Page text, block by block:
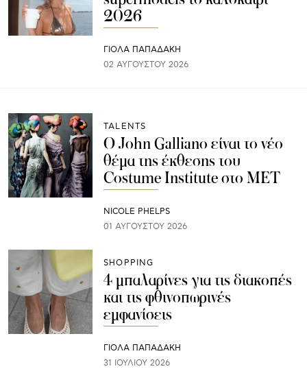
2026
ΓΙΌΛΑ ΠΑΠΑΔΆΚΗ
02 ΑΥΓΟΎΣΤΟΥ 2026
TALENTS
Ο John Galliano είναι το νέο
θέμα της έκθεσης του
Costume Institute στο MET
NICOLE PHELPS
01 ΑΥΓΟΎΣΤΟΥ 2026
SHOPPING
4 μπαλαρίνες για τις διακοπές
και τις φθινοπωρινές
εμφανίσεις
ΓΙΌΛΑ ΠΑΠΑΔΆΚΗ
31 ΙΟΥΛΊΟΥ 2026